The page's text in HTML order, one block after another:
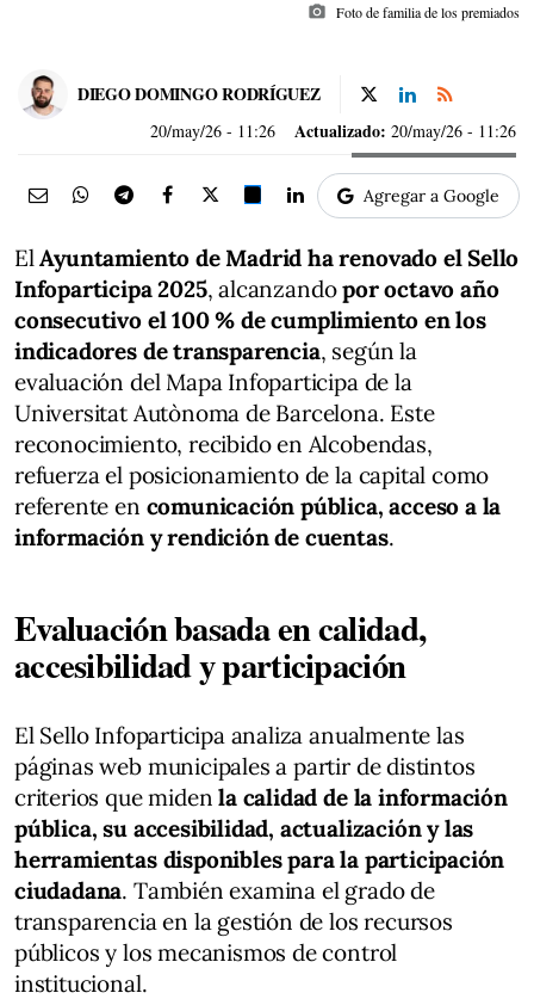
photo_camera Foto de familia de los premiados
DIEGO DOMINGO RODRÍGUEZ
20/may/26 - 11:26 Actualizado: 20/may/26 - 11:26
Agregar a Google
ElAyuntamiento de Madrid ha renovado el Sello
Infoparticipa 2025, alcanzandopor octavo año
consecutivo el 100 % de cumplimiento en los
indicadores de transparencia, según la
evaluación del Mapa Infoparticipa de la
Universitat Autònoma de Barcelona. Este
reconocimiento, recibido en Alcobendas,
refuerza el posicionamiento de la capital como
referente en comunicación pública, acceso a la
información y rendición de cuentas.
Evaluación basada en calidad,
accesibilidad y participación
El Sello Infoparticipa analiza anualmente las
páginas web municipales a partir de distintos
criterios que midenla calidad de la información
pública, su accesibilidad, actualización y las
herramientas disponibles para la participación
ciudadana. También examina el grado de
transparencia en la gestión de los recursos
públicos y los mecanismos de control
institucional.